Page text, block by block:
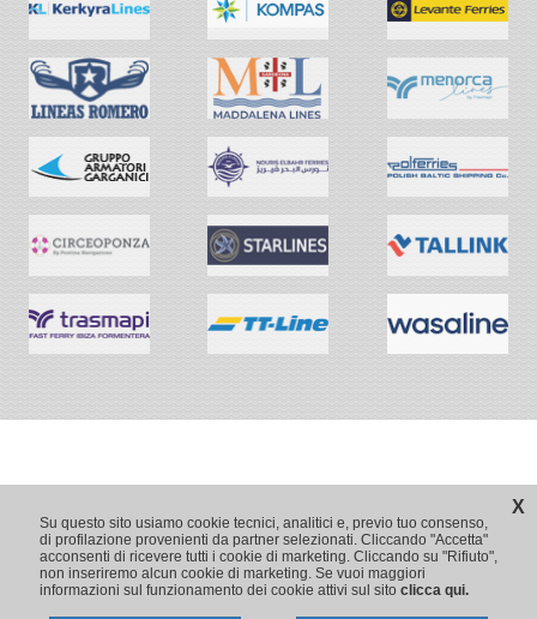
X
Su questo sito usiamo cookie tecnici, analitici e, previo tuo consenso,
di profilazione provenienti da partner selezionati. Cliccando "Accetta"
acconsenti di ricevere tutti i cookie di marketing. Cliccando su "Rifiuto",
non inseriremo alcun cookie di marketing. Se vuoi maggiori
informazioni sul funzionamento dei cookie attivi sul sito clicca qui.